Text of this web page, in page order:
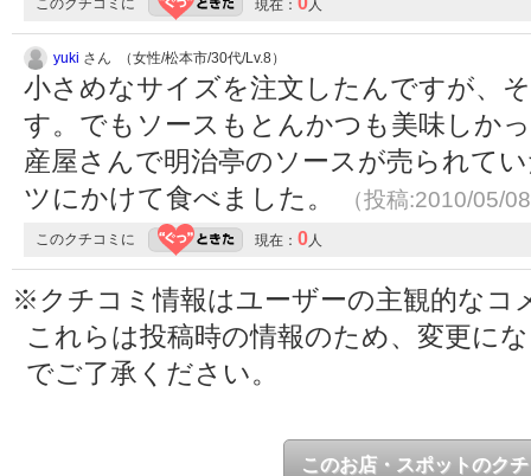
このクチコミに 現在： 人
yuki さん （女性/松本市/30代/Lv.8）
小さめなサイズを注文したんですが、
す。でもソースもとんかつも美味しか
産屋さんで明治亭のソースが売られて
ツにかけて食べました。
（投稿:2010/05/
このクチコミに 現在： 0人
※クチコミ情報はユーザーの主観的なコ
これらは投稿時の情報のため、変更に
でご了承ください。
このお店・スポットのク